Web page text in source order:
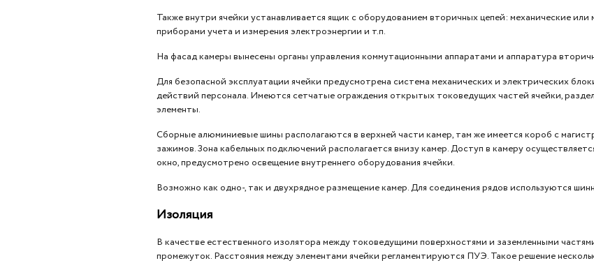
Также внутри ячейки устанавливается ящик с оборудованием вторичных цепей: механические
приборами учета и измерения электроэнергии и т.п.
На фасад камеры вынесены органы управления коммутационными аппаратами и аппаратура
Для безопасной эксплуатации ячейки предусмотрена система механических и электрических
действий персонала. Имеются сетчатые ограждения открытых токоведущих частей ячейки,
элементы.
Сборные алюминиевые шины располагаются в верхней части камер, там же имеется короб с
зажимов. Зона кабельных подключений располагается внизу камер. Доступ в камеру
окно, предусмотрено освещение внутреннего оборудования ячейки.
Возможно как одно-, так и двухрядное размещение камер. Для соединения рядов используются
Изоляция
В качестве естественного изолятора между токоведущими поверхностями и заземленными
промежуток. Расстояния между элементами ячейки регламентируются ПУЭ. Такое решение